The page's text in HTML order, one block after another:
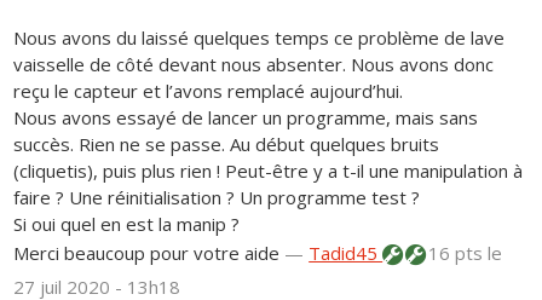
Nous avons du laissé quelques temps ce problème de lave
vaisselle de côté devant nous absenter. Nous avons donc
reçu le capteur et l’avons remplacé aujourd’hui.
Nous avons essayé de lancer un programme, mais sans
succès. Rien ne se passe. Au début quelques bruits
(cliquetis), puis plus rien ! Peut-être y a t-il une manipulation à
faire ? Une réinitialisation ? Un programme test ?
Si oui quel en est la manip ?
Merci beaucoup pour votre aide — Tadid45 16 ptsle
27 juil 2020 - 13h18